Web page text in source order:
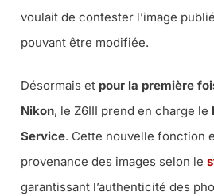
voulait de contester l’image
pouvant être modifiée.
Désormais et pour la première
Nikon, le Z6III prend en charge le
Service. Cette nouvelle fonction
provenance des images selon le
garantissant l’authenticité des